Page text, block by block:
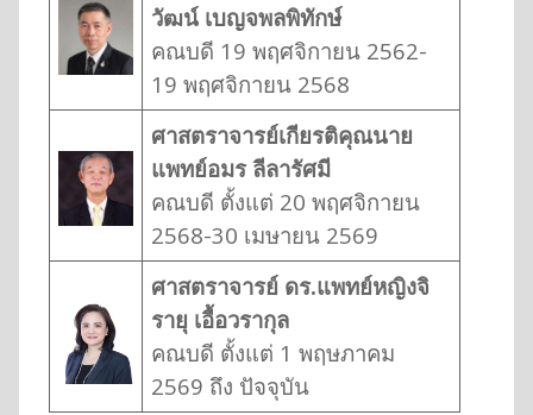
วัฒน์ เบญจพลพิทักษ์
คณบดี 19 พฤศจิกายน 2562-
19 พฤศจิกายน 2568
ศาสตราจารย์เกียรติคุณนาย
แพทย์อมร ลีลารัศมี
คณบดี ตั้งแต่ 20 พฤศจิกายน
2568-30 เมษายน 2569
ศาสตราจารย์ ดร.แพทย์หญิงจิ
รายุ เอื้อวรากุล
คณบดี ตั้งแต่ 1 พฤษภาคม
2569 ถึง ปัจจุบัน